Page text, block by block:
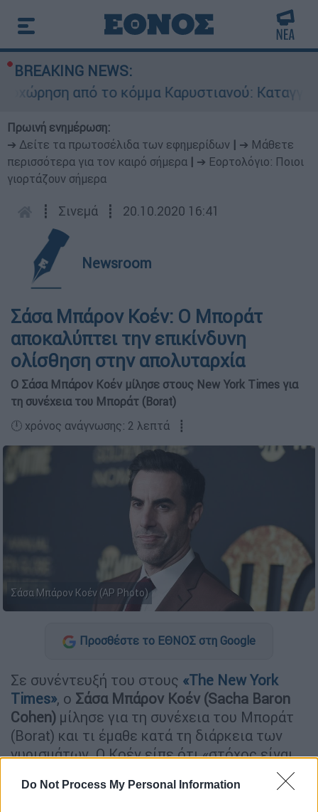
Do Not Process My Personal Information
BREAKING NEWS:
από το κόμμα Καρυστιανού:
Πρωινή ενημέρωση:
➔ Δείτε τα πρωτοσέλιδα των εφημερίδων
➔ Μάθετε
περισσότερα για τον καιρό σήμερα
➔ Εορτολόγιο: Ποιοι
γιορτάζουν σήμερα
┋ Σινεμά ┋ 20.10.2020 16:41
Newsroom
Σάσα Μπάρον Κοέν: Ο Μποράτ
αποκαλύπτει την επικίνδυνη
ολίσθηση στην απολυταρχία
Ο Σάσα Μπάρον Κοέν μίλησε στους New York Times για
τη συνέχεια του Μποράτ (Borat)
🕛 χρόνος ανάγνωσης: 2 λεπτά ┋
Σάσα Μπάρον Κοέν (AP Photo)
Προσθέστε το ΕΘΝΟΣ στη Google
Σε συνέντευξή του στους «The New York
Times», ο Σάσα Μπάρον Κοέν (Sacha Baron
Cohen) μίλησε για τη συνέχεια του Μποράτ
(Borat) και τι έμαθε κατά τη διάρκεια των
γυρισμάτων. Ο Κοέν είπε ότι «στόχος είναι
να κάνουμε τους ανθρώπους να γελούν, αλλά
αποκαλύπτουμε και τηνεπικίνδυνη ολίσθηση